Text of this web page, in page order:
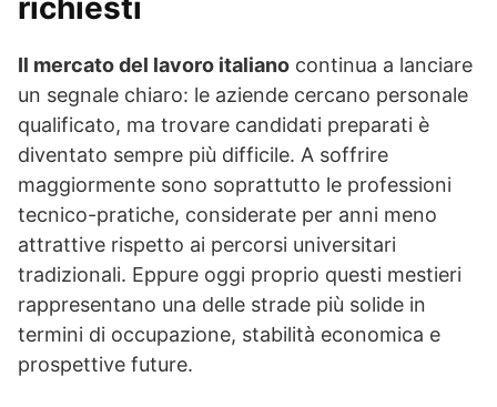
richiesti
Il mercato del lavoro italiano continua a lanciare
un segnale chiaro: le aziende cercano personale
qualificato, ma trovare candidati preparati è
diventato sempre più difficile. A soffrire
maggiormente sono soprattutto le professioni
tecnico-pratiche, considerate per anni meno
attrattive rispetto ai percorsi universitari
tradizionali. Eppure oggi proprio questi mestieri
rappresentano una delle strade più solide in
termini di occupazione, stabilità economica e
prospettive future.